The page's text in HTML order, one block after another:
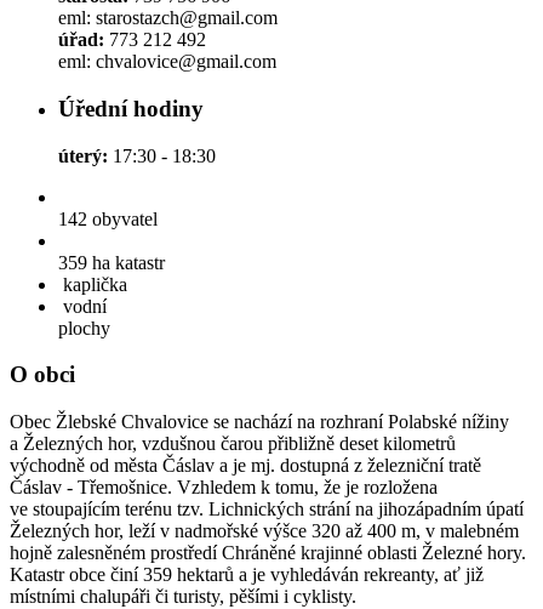
eml: starostazch@gmail.com
úřad: 773 212 492
eml: chvalovice@gmail.com
Úřední hodiny
úterý: 17:30 - 18:30
142 obyvatel
359 ha katastr
kaplička
vodní
plochy
O obci
Obec Žlebské Chvalovice se nachází na rozhraní Polabské nížiny
a Železných hor, vzdušnou čarou přibližně deset kilometrů
východně od města Čáslav a je mj. dostupná z železniční tratě
Čáslav - Třemošnice. Vzhledem k tomu, že je rozložena
ve stoupajícím terénu tzv. Lichnických strání na jihozápadním úpatí
Železných hor, leží v nadmořské výšce 320 až 400 m, v malebném
hojně zalesněném prostředí Chráněné krajinné oblasti Železné hory.
Katastr obce činí 359 hektarů a je vyhledáván rekreanty, ať již
místními chalupáři či turisty, pěšími i cyklisty.